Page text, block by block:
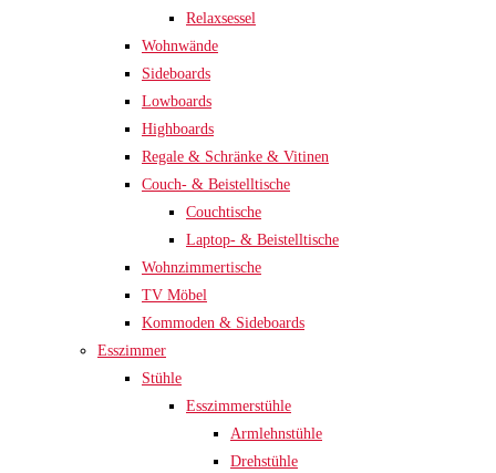
Relaxsessel
Wohnwände
Sideboards
Lowboards
Highboards
Regale & Schränke & Vitinen
Couch- & Beistelltische
Couchtische
Laptop- & Beistelltische
Wohnzimmertische
TV Möbel
Kommoden & Sideboards
Esszimmer
Stühle
Esszimmerstühle
Armlehnstühle
Drehstühle